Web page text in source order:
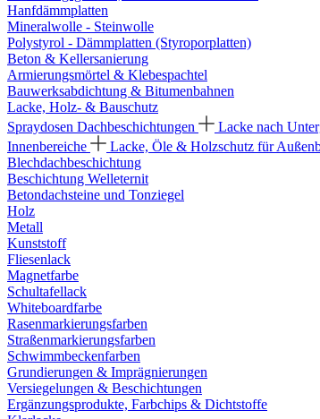
Hanfdämmplatten
Mineralwolle - Steinwolle
Polystyrol - Dämmplatten (Styroporplatten)
Beton & Kellersanierung
Armierungsmörtel & Klebespachtel
Bauwerksabdichtung & Bitumenbahnen
Lacke, Holz- & Bauschutz
Spraydosen Dachbeschichtungen Lacke nach
Innenbereiche
Lacke, Öle & Holzschutz für
Blechdachbeschichtung
Beschichtung Welleternit
Betondachsteine und Tonziegel
Holz
Metall
Kunststoff
Fliesenlack
Magnetfarbe
Schultafellack
Whiteboardfarbe
Rasenmarkierungsfarben
Straßenmarkierungsfarben
Schwimmbeckenfarben
Grundierungen & Imprägnierungen
Versiegelungen & Beschichtungen
Ergänzungsprodukte, Farbchips & Dichtstoffe